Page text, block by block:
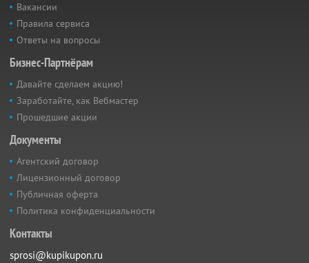
Вакансии
Правила сервиса
Ответы на вопросы
Бизнес-Партнёрам
Давайте сделаем акцию!
Заработайте, как Вебмастер
Прошедшие акции
Документы
Агентский договор
Лицензионный договор
Публичная оферта
Политика конфиденциальности
Контакты
sprosi@kupikupon.ru